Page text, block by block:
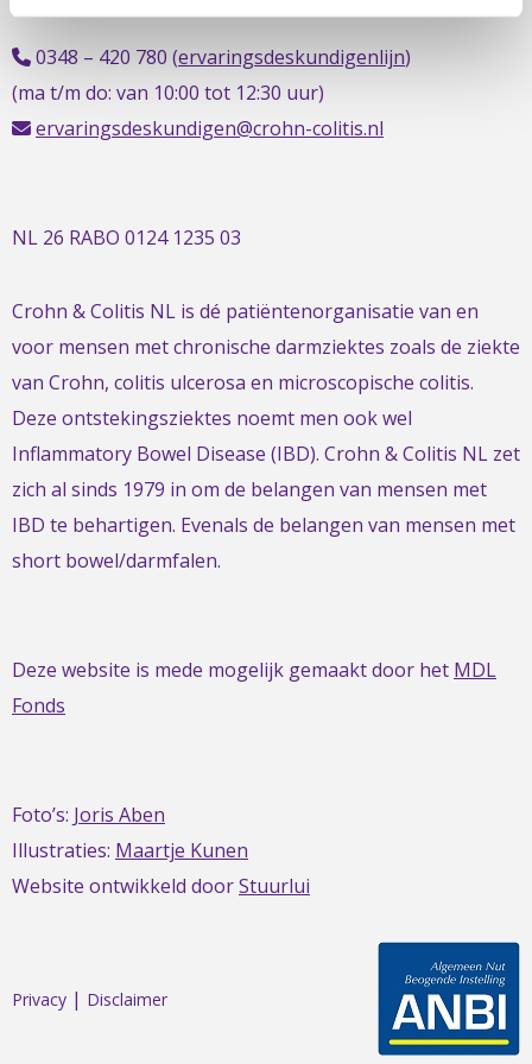
0348 – 420 780 (ervaringsdeskundigenlijn)
(ma t/m do: van 10:00 tot 12:30 uur)
ervaringsdeskundigen@crohn-colitis.nl
NL 26 RABO 0124 1235 03
Crohn & Colitis NL is dé patiëntenorganisatie van en
voor mensen met chronische darmziektes zoals de ziekte
van Crohn, colitis ulcerosa en microscopische colitis.
Deze ontstekingsziektes noemt men ook wel
Inflammatory Bowel Disease (IBD). Crohn & Colitis NL zet
zich al sinds 1979 in om de belangen van mensen met
IBD te behartigen. Evenals de belangen van mensen met
short bowel/darmfalen.
Deze website is mede mogelijk gemaakt door het MDL
Fonds
Foto’s: Joris Aben
Illustraties: Maartje Kunen
Website ontwikkeld doorStuurlui
Privacy | Disclaimer